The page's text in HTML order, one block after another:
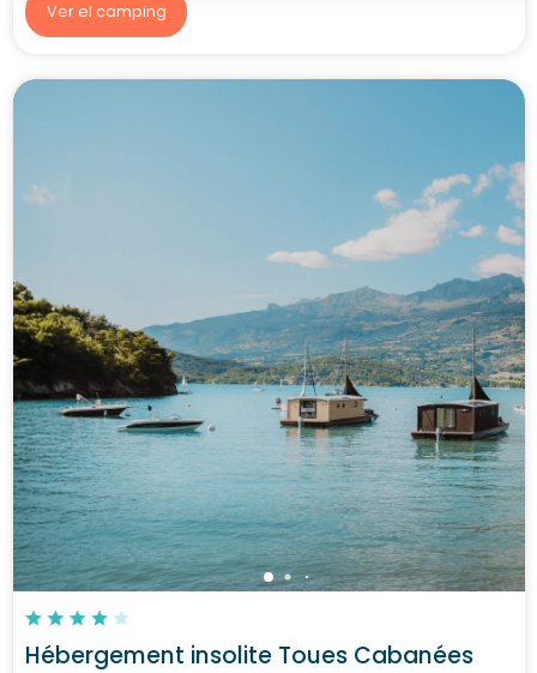
Ver el camping
Hébergement insolite Toues Cabanées